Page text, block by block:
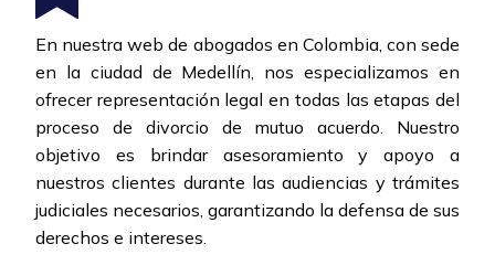
En nuestra web de abogados en Colombia, con sede
en la ciudad de Medellín, nos especializamos en
ofrecer representación legal en todas las etapas del
proceso de divorcio de mutuo acuerdo. Nuestro
objetivo es brindar asesoramiento y apoyo a
nuestros clientes durante las audiencias y trámites
judiciales necesarios, garantizando la defensa de sus
derechos e intereses.